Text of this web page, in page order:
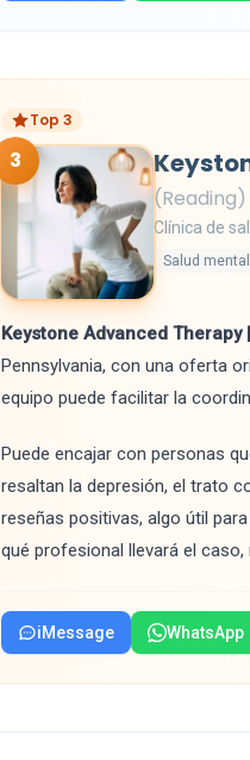
Top 3
3
(Reading)
Clínica de
Salud mental
Keystone Advanced Therapy
Pennsylvania, con una oferta
equipo puede facilitar la
Puede encajar con personas
resaltan la depresión, el trato
reseñas positivas, algo útil
qué profesional llevará el
iMessage WhatsApp